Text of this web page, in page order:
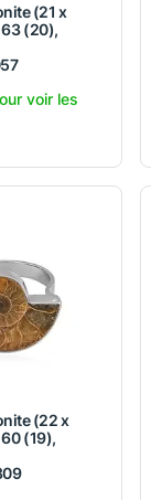
(21 x
(20),
voir les
(22 x
(19),